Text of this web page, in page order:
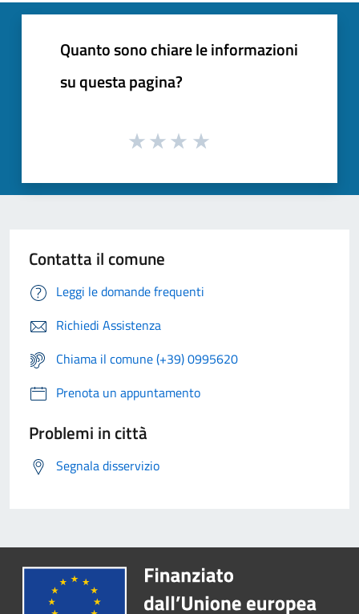
Quanto sono chiare le informazioni
su questa pagina?
Contatta il comune
Leggi le domande frequenti
Richiedi Assistenza
Chiama il comune (+39) 0995620
Prenota un appuntamento
Problemi in città
Segnala disservizio